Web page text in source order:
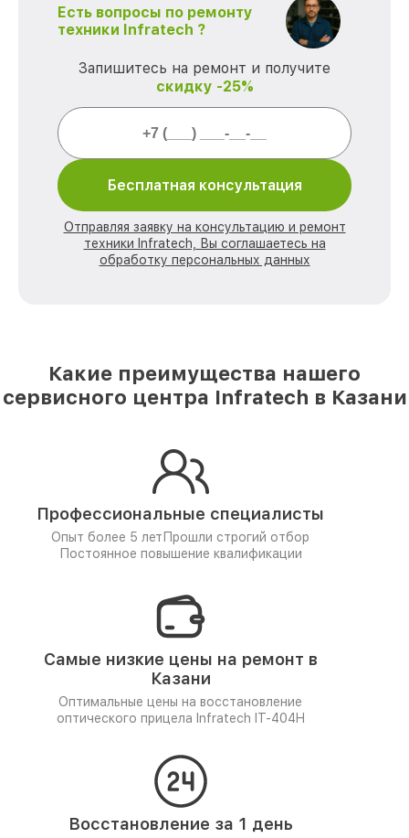
Есть вопросы по ремонту
техники Infratech ?
Запишитесь на ремонт и получите
скидку -25%
Бесплатная консультация
Отправляя заявку на консультацию и ремонт
техники Infratech, Вы соглашаетесь на
обработку персональных данных
Какие преимущества нашего
сервисного центра Infratech в Казани
Профессиональные специалисты
Опыт более 5 лет Прошли строгий отбор
Постоянное повышение квалификации
Самые низкие цены на ремонт в
Казани
Оптимальные цены на восстановление
оптического прицела Infratech IT-404H
Восстановление за 1 день